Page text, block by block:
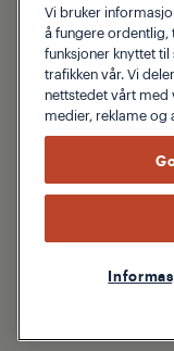
Om Grundig
Om Grundig
Vi bruker
å fungere ordentlig,
funksjoner knyttet
trafikken vår. Vi
nettstedet vårt med
medier, reklame og